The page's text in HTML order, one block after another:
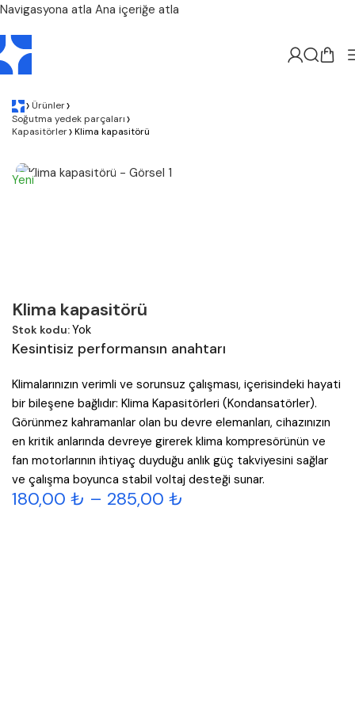
Navigasyona atla Ana içeriğe atla
Ürünler
Soğutma yedek parçaları
Kapasitörler Klima kapasitörü
Yeni
Klima kapasitörü
Stok kodu:Yok
Kesintisiz performansın anahtarı
Klimalarınızın verimli ve sorunsuz çalışması, içerisindeki hayati
bir bileşene bağlıdır: Klima Kapasitörleri (Kondansatörler).
Görünmez kahramanlar olan bu devre elemanları, cihazınızın
en kritik anlarında devreye girerek klima kompresörünün ve
fan motorlarının ihtiyaç duyduğu anlık güç takviyesini sağlar
ve çalışma boyunca stabil voltaj desteği sunar.
180,00 ₺ – 285,00 ₺